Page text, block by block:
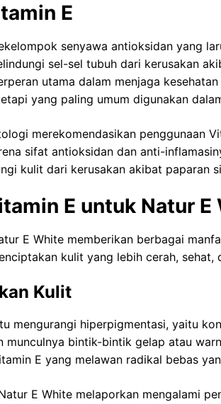
E
senyawa antioksidan yang
sel-sel tubuh dari kerusakan
utama dalam menjaga
yang paling umum digunakan
merekomendasikan penggunaan
sifat antioksidan dan anti-
kulit dari kerusakan akibat paparan
E untuk Natur E
E White memberikan berbagai
kulit yang lebih cerah, sehat,
Kulit
mengurangi hiperpigmentasi, yaitu
munculnya bintik-bintik gelap atau
E yang melawan radikal bebas
E White melaporkan mengalami